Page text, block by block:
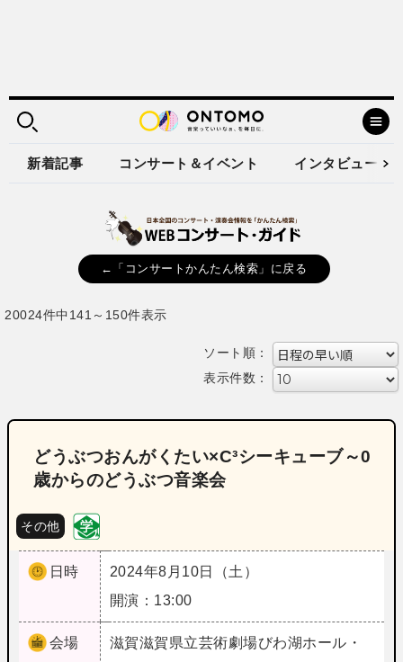
新着記事 コンサート＆イベント インタビュー
←「コンサートかんたん検索」に戻る
20024件中141～150件表示
ソート順：
表示件数：
どうぶつおんがくたい×C³シーキューブ～0
歳からのどうぶつ音楽会
その他
日時
2024年8月10日（土）
開演：13:00
会場 滋賀滋賀県立芸術劇場びわ湖ホール・